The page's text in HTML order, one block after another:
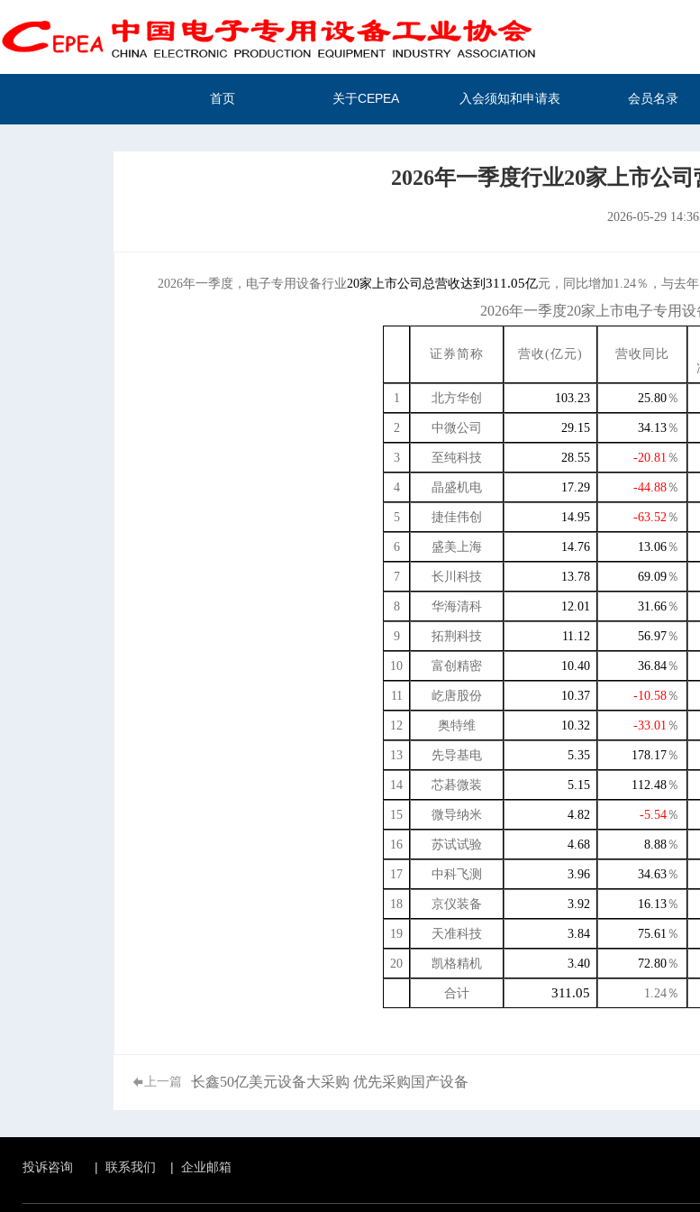
首页 关于CEPEA 入会须知和申请表 会员名录
2026年一季度行业20家上市公
2026-05-29
2026年一季度，电子专用设备行业20家上市公司总营收达到 311.05亿元，同比增加1.24％，与去
2026年一季度20家上市电子专用
证券简称 营收(亿元) 营收同比
1 北方华创 103.23 25.80％
2 中微公司 29.15 34.13％
3 至纯科技 28.55 -20.81 ％
4 晶盛机电 17.29 -44.88％
5 捷佳伟创 14.95 -63.52％
6 盛美上海 14.76 13.06％
7 长川科技 13.78 69.09％
8 华海清科 12.01 31.66％
9 拓荆科技 11.12 56.97％
10 富创精密 10.40 36.84％
11 屹唐股份 10.37 -10.58％
12 奥特维 10.32 -33.01 ％
13 先导基电 5.35 178.17％
14 芯碁微装 5.15 112.48％
15 微导纳米 4.82 -5.54％
16 苏试试验 4.68 8.88％
17 中科飞测 3.96 34.63％
18 京仪装备 3.92 16.13％
19 天准科技 3.84 75.61 ％
20 凯格精机 3.40 72.80％
合计 311.05 1.24％
上一篇 长鑫50亿美元设备大采购 优先采购国产设备
投诉咨询 | 联系我们 | 企业邮箱